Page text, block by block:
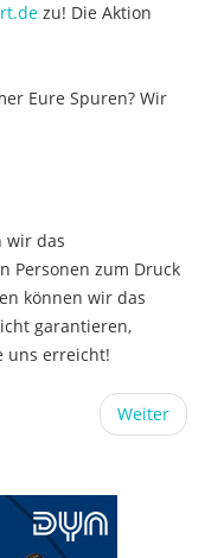
zu! Die Aktion
Eure Spuren? Wir
wir das
Personen zum Druck
können wir das
garantieren,
uns erreicht!
Weiter